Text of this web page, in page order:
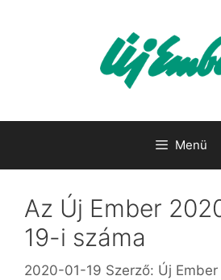
Menü
Az Új Ember
19-i száma
2020-01-19 Szerző: Új Ember